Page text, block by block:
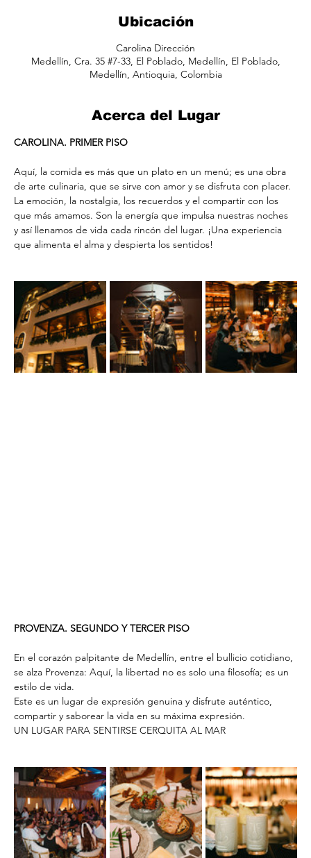
Ubicación
Carolina Dirección
Medellín, Cra. 35 #7-33, El Poblado, Medellín, El Poblado,
Medellín, Antioquia, Colombia
Acerca del Lugar
CAROLINA. PRIMER PISO
Aquí, la comida es más que un plato en un menú; es una obra
de arte culinaria, que se sirve con amor y se disfruta con placer.
La emoción, la nostalgia, los recuerdos y el compartir con los
que más amamos. Son la energía que impulsa nuestras noches
y así llenamos de vida cada rincón del lugar. ¡Una experiencia
que alimenta el alma y despierta los sentidos!
PROVENZA. SEGUNDO Y TERCER PISO
En el corazón palpitante de Medellín, entre el bullicio cotidiano,
se alza Provenza: Aquí, la libertad no es solo una filosofía; es un
estilo de vida.
Este es un lugar de expresión genuina y disfrute auténtico,
compartir y saborear la vida en su máxima expresión.
UN LUGAR PARA SENTIRSE CERQUITA AL MAR